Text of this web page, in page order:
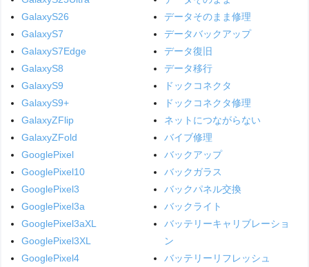
GalaxyS26
GalaxyS7
GalaxyS7Edge
GalaxyS8
GalaxyS9
GalaxyS9+
GalaxyZFlip
GalaxyZFold
GooglePixel
GooglePixel10
GooglePixel3
GooglePixel3a
GooglePixel3aXL
GooglePixel3XL
GooglePixel4
データそのまま修理
データバックアップ
データ復旧
データ移行
ドックコネクタ
ドックコネクタ修理
ネットにつながらない
バイブ修理
バックアップ
バックガラス
バックパネル交換
バックライト
バッテリーキャリブレーショ
ン
バッテリーリフレッシュ